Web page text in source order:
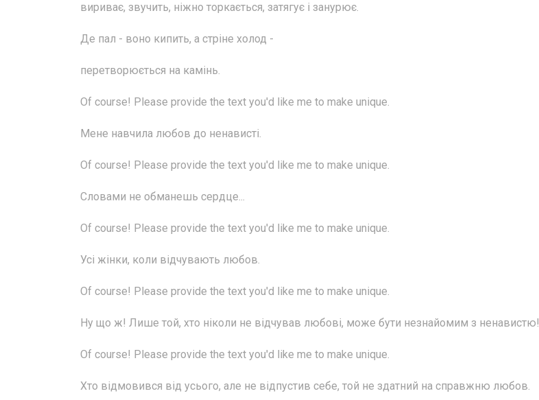
вириває, звучить, ніжно торкається, затягує і занурює.
Де пал - воно кипить, а стріне холод -
перетворюється на камінь.
Of course! Please provide the text you'd like me to make unique.
Мене навчила любов до ненависті.
Of course! Please provide the text you'd like me to make unique.
Словами не обманешь сердце...
Of course! Please provide the text you'd like me to make unique.
Усі жінки, коли відчувають любов.
Of course! Please provide the text you'd like me to make unique.
Ну що ж! Лише той, хто ніколи не відчував любові, може бути незнайомим з ненавистю!
Of course! Please provide the text you'd like me to make unique.
Хто відмовився від усього, але не відпустив себе, той не здатний на справжню любов.